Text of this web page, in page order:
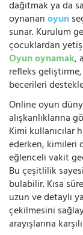
dağıtmak ya da
oynananoyun
sunar. Kurulum
çocuklardan
Oyun oynamak,
refleks
becerileri
Online oyun
alışkanlıklarına
Kimi kullanıcılar
ederken, kimileri
eğlenceli vakit
Bu çeşitlilik
bulabilir. Kısa
uzun ve detaylı
çekilmesini
arayışlarına